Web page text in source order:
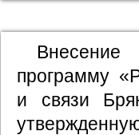
программу
и связи